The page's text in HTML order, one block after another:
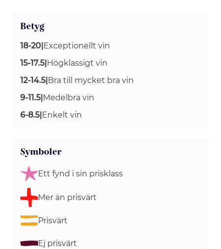
Betyg
18-20|Exceptionellt vin
15-17.5|Högklassigt vin
12-14.5|Bra till mycket bra vin
9-11.5|Medelbra vin
6-8.5|Enkelt vin
Symboler
Ett fynd i sin prisklass
Mer än prisvärt
Prisvärt
Ej prisvärt